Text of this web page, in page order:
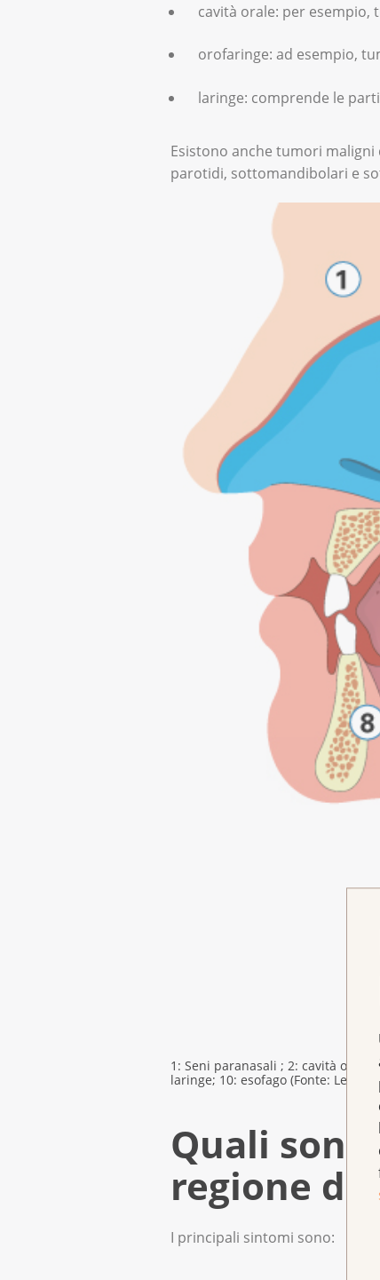
cavità orale: per esempio,
orofaringe: ad esempio,
laringe: comprende le
Esistono anche tumori
parotidi, sottomandibolari e
1: Seni paranasali ; 2: cavità o
laringe; 10: esofago (Fonte: Lega
Quali
regione
I principali sintomi sono: